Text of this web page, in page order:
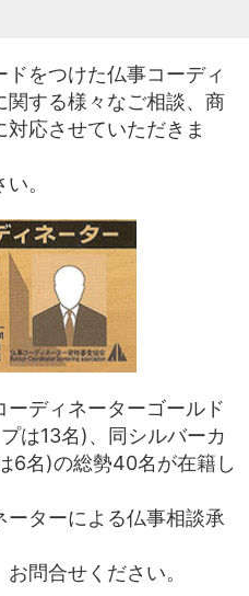
をつけた仏事コーディ
関する様々なご相談、商
応させていただきま
。
ディネーターゴールド
は13名)、同シルバーカ
6名)の総勢40名が在籍し
ターによる仏事相談承
問合せください。